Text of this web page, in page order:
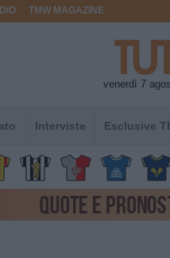
TMW MAGAZINE
venerdì 7
Interviste Esclusive